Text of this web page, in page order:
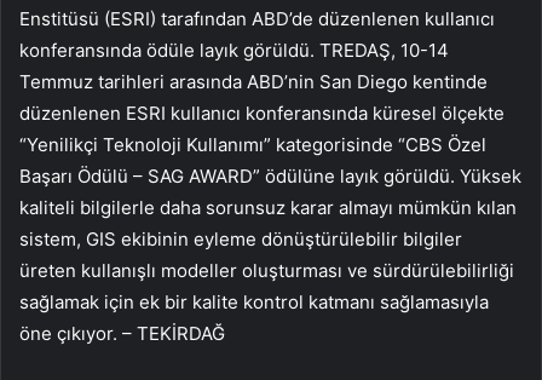
Enstitüsü (ESRI) tarafından ABD’de düzenlenen kullanıcı
konferansında ödüle layık görüldü. TREDAŞ, 10-14
Temmuz tarihleri ​​arasında ABD’nin San Diego kentinde
düzenlenen ESRI kullanıcı konferansında küresel ölçekte
“Yenilikçi Teknoloji Kullanımı” kategorisinde “CBS Özel
Başarı Ödülü – SAG AWARD” ödülüne layık görüldü. Yüksek
kaliteli bilgilerle daha sorunsuz karar almayı mümkün kılan
sistem, GIS ekibinin eyleme dönüştürülebilir bilgiler
üreten kullanışlı modeller oluşturması ve sürdürülebilirliği
sağlamak için ek bir kalite kontrol katmanı sağlamasıyla
öne çıkıyor. – TEKİRDAĞ